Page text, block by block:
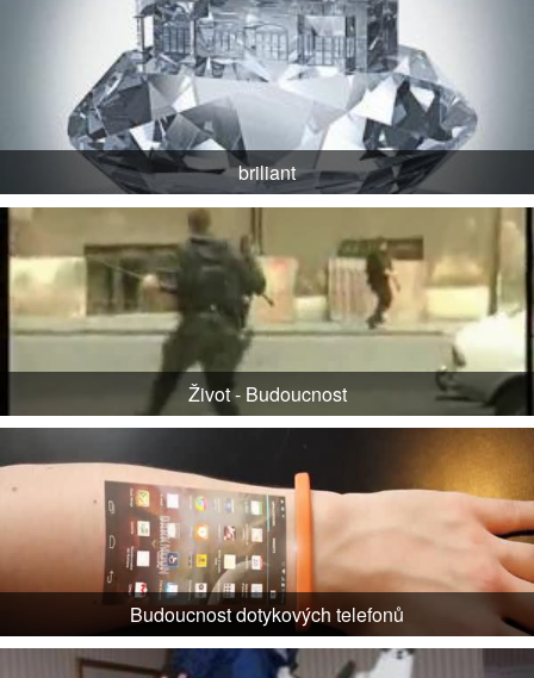
briliant
Život - Budoucnost
Budoucnost dotykových telefonů